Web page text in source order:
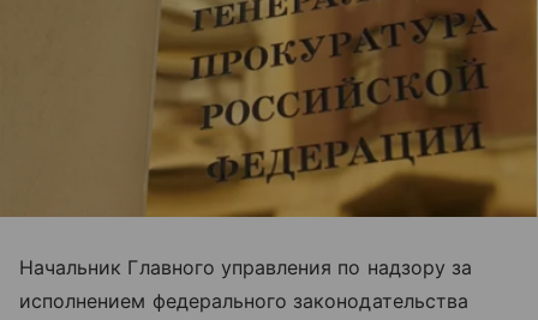
Начальник Главного управления по надзору за
исполнением федерального законодательства